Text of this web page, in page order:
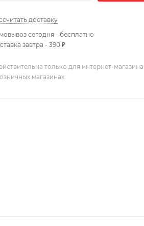
доставку
сегодня - бесплатно
завтра - 390 ₽
только для интернет-
магазинах